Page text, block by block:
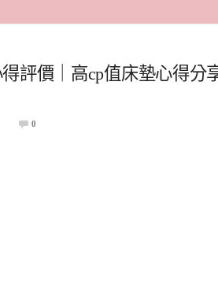
評價｜高cp值床墊心得分
0